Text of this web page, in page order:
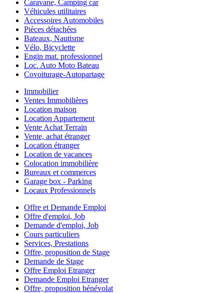
Caravane, Camping car
Véhicules utilitaires
Accessoires Automobiles
Pièces détachées
Bateaux, Nautisme
Vélo, Bicyclette
Engin mat. professionnel
Loc. Auto Moto Bateau
Covoiturage-Autopartage
Immobilier
Ventes Immobilières
Location maison
Location Appartement
Vente Achat Terrain
Vente, achat étranger
Location étranger
Location de vacances
Colocation immobilière
Bureaux et commerces
Garage box - Parking
Locaux Professionnels
Offre et Demande Emploi
Offre d'emploi, Job
Demande d'emploi, Job
Cours particuliers
Services, Prestations
Offre, proposition de Stage
Demande de Stage
Offre Emploi Etranger
Demande Emploi Etranger
Offre, proposition bénévolat